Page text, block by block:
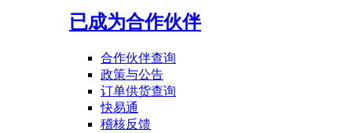
已成为合作伙伴
合作伙伴查询
政策与公告
订单供货查询
快易通
稽核反馈